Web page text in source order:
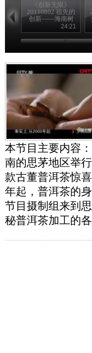
《创新无限》
20110802 祖先的
创新——海南树
24:21
本节目主要内容
南的思茅地区举
款古董普洱茶惊
年起，普洱茶的
节目摄制组来到
秘普洱茶加工的